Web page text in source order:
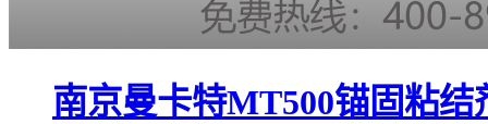
南京曼卡特MT500锚固粘结